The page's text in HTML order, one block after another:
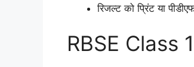
रिजल्ट को प्रिंट या
RBSE Class